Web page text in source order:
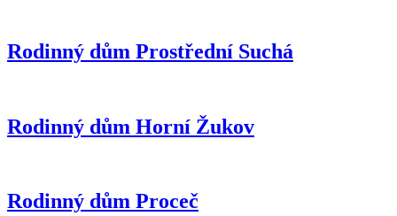
Rodinný dům Prostřední Suchá
Rodinný dům Horní Žukov
Rodinný dům Proceč